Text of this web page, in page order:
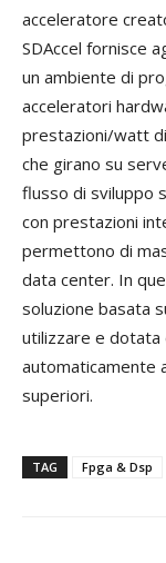
acceleratore
SDAccel fornisce
un ambiente di
acceleratori
prestazioni/watt
che girano su
flusso di sviluppo
con prestazioni
permettono di
data center. In
soluzione basata
utilizzare e dotata
automaticamente
superiori.
TAG Fpga & Dsp